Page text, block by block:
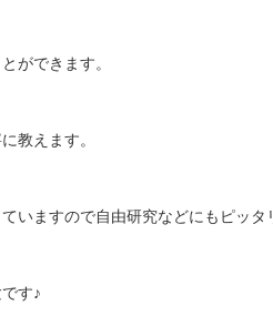
ができます。
教えます。
いますので自由研究などにもピッタ
す♪